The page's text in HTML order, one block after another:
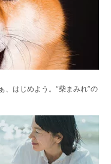
、はじめよう。“柴まみれ”の